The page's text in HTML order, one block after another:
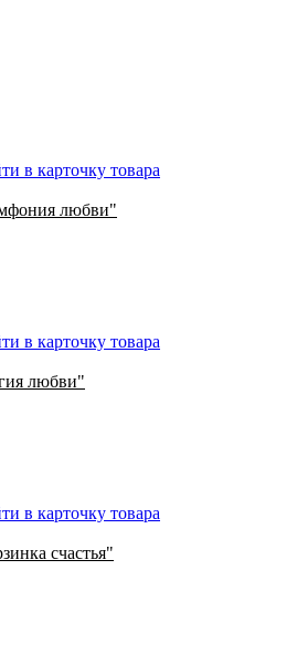
в карточку товара
любви"
в карточку товара
любви"
в карточку товара
счастья"